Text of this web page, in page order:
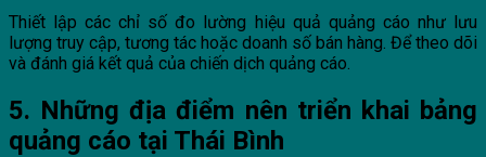
Thiết lập các chỉ số đo lường hiệu quả quảng cáo như lưu
lượng truy cập, tương tác hoặc doanh số bán hàng. Để theo dõi
và đánh giá kết quả của chiến dịch quảng cáo.
5. Những địa điểm nên triển khai bảng
quảng cáo tại Thái Bình